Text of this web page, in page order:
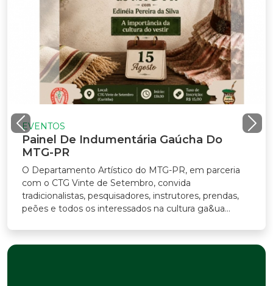
De Indumentária Gaúcha Do
PR
Departamento Artístico do MTG-PR, em parceria
o CTG Vinte de Setembro, convida
pesquisadores, instrutores, prendas,
e todos os interessados na cultura ga&ua...